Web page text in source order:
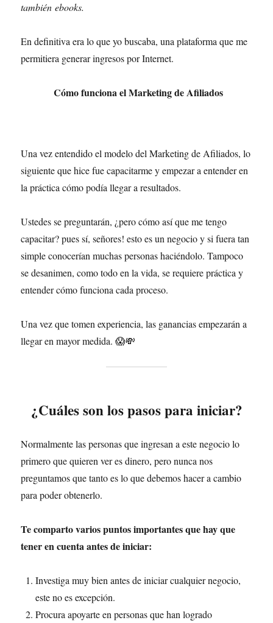
también ebooks.
En definitiva era lo que yo buscaba, una plataforma que me
permitiera generar ingresos por Internet.
Cómo funciona el Marketing de Afiliados
Una vez entendido el modelo del Marketing de Afiliados, lo
siguiente que hice fue capacitarme y empezar a entender en
la práctica cómo podía llegar a resultados.
Ustedes se preguntarán, ¿pero cómo así que me tengo
capacitar? pues sí, señores! esto es un negocio y si fuera tan
simple conocerían muchas personas haciéndolo. Tampoco
se desanimen, como todo en la vida, se requiere práctica y
entender cómo funciona cada proceso.
Una vez que tomen experiencia, las ganancias empezarán a
llegar en mayor medida. 😱💸
¿Cuáles son los pasos para iniciar?
Normalmente las personas que ingresan a este negocio lo
primero que quieren ver es dinero, pero nunca nos
preguntamos que tanto es lo que debemos hacer a cambio
para poder obtenerlo.
Te comparto varios puntos importantes que hay que
tener en cuenta antes de iniciar:
Investiga muy bien antes de iniciar cualquier negocio,
este no es excepción.
Procura apoyarte en personas que han logrado